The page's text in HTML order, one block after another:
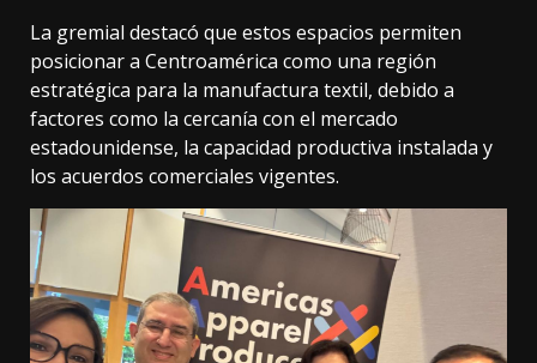
La gremial destacó que estos espacios permiten
posicionar a Centroamérica como una región
estratégica para la manufactura textil, debido a
factores como la cercanía con el mercado
estadounidense, la capacidad productiva instalada y
los acuerdos comerciales vigentes.